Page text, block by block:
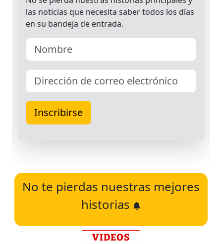
No te pierdas nuestras mejores
historias
VIDEOS